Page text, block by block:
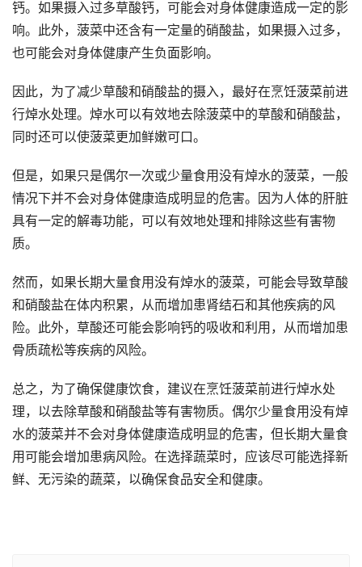
钙。如果摄入过多草酸钙，可能会对身体健康造成一定的影
响。此外，菠菜中还含有一定量的硝酸盐，如果摄入过多，
也可能会对身体健康产生负面影响。
因此，为了减少草酸和硝酸盐的摄入，最好在烹饪菠菜前进
行焯水处理。焯水可以有效地去除菠菜中的草酸和硝酸盐，
同时还可以使菠菜更加鲜嫩可口。
但是，如果只是偶尔一次或少量食用没有焯水的菠菜，一般
情况下并不会对身体健康造成明显的危害。因为人体的肝脏
具有一定的解毒功能，可以有效地处理和排除这些有害物
质。
然而，如果长期大量食用没有焯水的菠菜，可能会导致草酸
和硝酸盐在体内积累，从而增加患肾结石和其他疾病的风
险。此外，草酸还可能会影响钙的吸收和利用，从而增加患
骨质疏松等疾病的风险。
总之，为了确保健康饮食，建议在烹饪菠菜前进行焯水处
理，以去除草酸和硝酸盐等有害物质。偶尔少量食用没有焯
水的菠菜并不会对身体健康造成明显的危害，但长期大量食
用可能会增加患病风险。在选择蔬菜时，应该尽可能选择新
鲜、无污染的蔬菜，以确保食品安全和健康。